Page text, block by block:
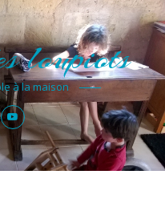
loupiots
à la maison